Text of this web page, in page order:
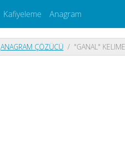
Kafiyeleme Anagram
ANAGRAM ÇÖZÜCÜ "GANAL"